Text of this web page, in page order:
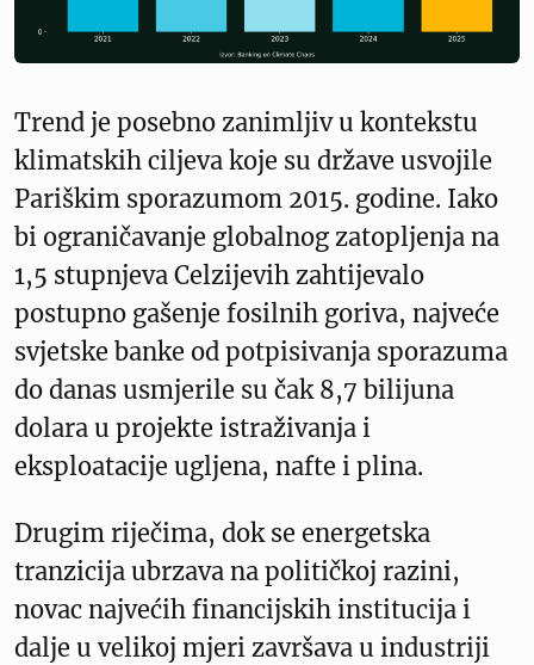
Trend je posebno zanimljiv u kontekstu
klimatskih ciljeva koje su države usvojile
Pariškim sporazumom 2015. godine. Iako
bi ograničavanje globalnog zatopljenja na
1,5 stupnjeva Celzijevih zahtijevalo
postupno gašenje fosilnih goriva, najveće
svjetske banke od potpisivanja sporazuma
do danas usmjerile su čak 8,7 bilijuna
dolara u projekte istraživanja i
eksploatacije ugljena, nafte i plina.
Drugim riječima, dok se energetska
tranzicija ubrzava na političkoj razini,
novac najvećih financijskih institucija i
dalje u velikoj mjeri završava u industriji